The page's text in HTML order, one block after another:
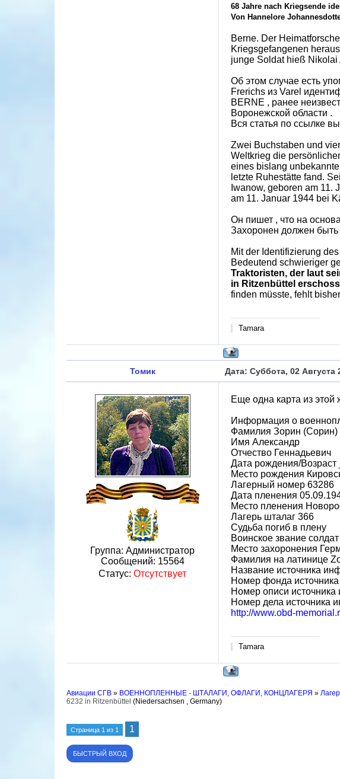
68 Jahre nach Kriegsende
Von Hannelore
Berne. Der
Kriegsgefangenen
junge Soldat hieß Nikolai
Об этом случае есть
Frerichs из Varel
BERNE , ранее
Воронежской области .
Вся статья по ссылке
Zwei Buchstaben und
Weltkrieg die
eines bislang
letzte Ruhestätte fand.
Iwanow, geboren am
am 11. Januar 1944 bei
Он пишет , что на
Захоронен должен
Mit der Identifizierung
Bedeutend schwieriger
Traktoristen, der laut
in Ritzenbüttel
finden müsste, fehlt
Tamara
Томик Дата: Суббота, 02
Группа: Администратор
Сообщений: 15564
Статус: Отсутствует
Еще одна карта из
Информация о
Фамилия Зорин (Сорин)
Имя Александр
Отчество Геннадьевич
Дата рождения/Возраст
Место рождения
Лагерный номер 63286
Дата пленения
Место пленения
Лагерь шталаг 366
Судьба погиб в плену
Воинское звание солдат
Место захоронения
Фамилия на латинице
Название источника
Номер фонда
Номер описи
Номер дела источника
http://www.obd-
Tamara
Авиации СГВ » ВОЕННОПЛЕННЫЕ - ШТАЛАГИ, ОФЛАГИ, КОНЦЛАГЕРЯ »
6232 in Ritzenbüttel (Niedersachsen , Germany)
Страница 1 из 1 1